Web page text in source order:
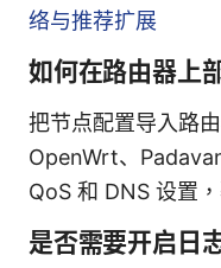
络与推荐扩展
如何在路由器上
把节点配置导入路
OpenWrt、
QoS 和 DNS 设置
是否需要开启日